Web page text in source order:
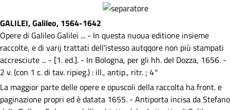
GALILEI, Galileo, 1564-1642
Opere di Galileo Galilei ... - In questa nuoua editione insieme
raccolte, e di varij trattati dell'istesso autqqore non più stampati
accresciute ... - [1. ed.]. - In Bologna, per gli hh. del Dozza, 1656. -
2 v. (con 1 c. di tav. ripieg.) : ill., antip., ritr. ; 4°
La maggior parte delle opere e opuscoli della raccolta ha front. e
paginazione propri ed è datata 1655. - Antiporta incisa da Stefano